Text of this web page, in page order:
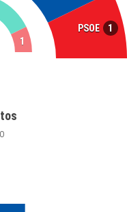
PSOE 1
1